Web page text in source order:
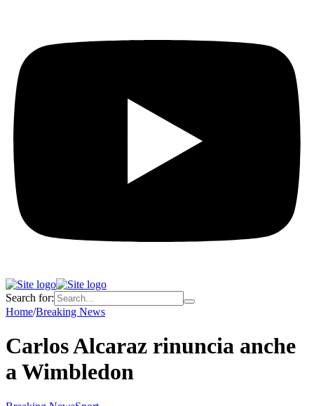
Search for:
Home/Breaking News
Carlos Alcaraz rinuncia anche
a Wimbledon